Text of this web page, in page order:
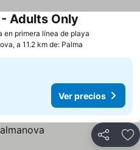
en primera línea de playa
Adults Only
a 11.2 km de: Palma
Ver precios
Compartir